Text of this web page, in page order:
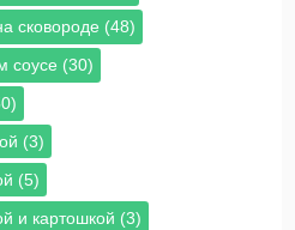
сковороде (48)
соусе (30)
(3)
(5)
и картошкой (3)